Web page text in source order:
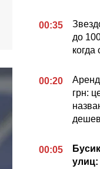
00:35
до
когда
00:20
грн:
00:05